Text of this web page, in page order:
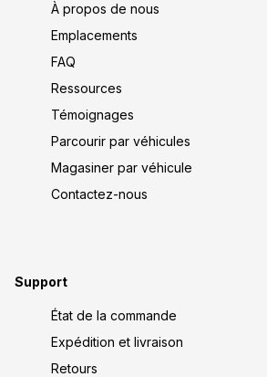
À propos de nous
Emplacements
FAQ
Ressources
Témoignages
Parcourir par véhicules
Magasiner par véhicule
Contactez-nous
Support
État de la commande
Expédition et livraison
Retours